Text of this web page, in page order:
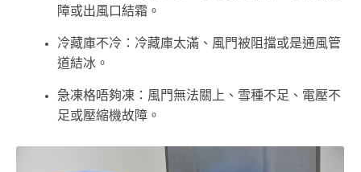
障或出風口結霜。
冷藏庫不冷：冷藏庫太滿、風門被阻擋或是通風管
道結冰。
急凍格唔夠凍：風門無法關上、雪種不足、電壓不
足或壓縮機故障。